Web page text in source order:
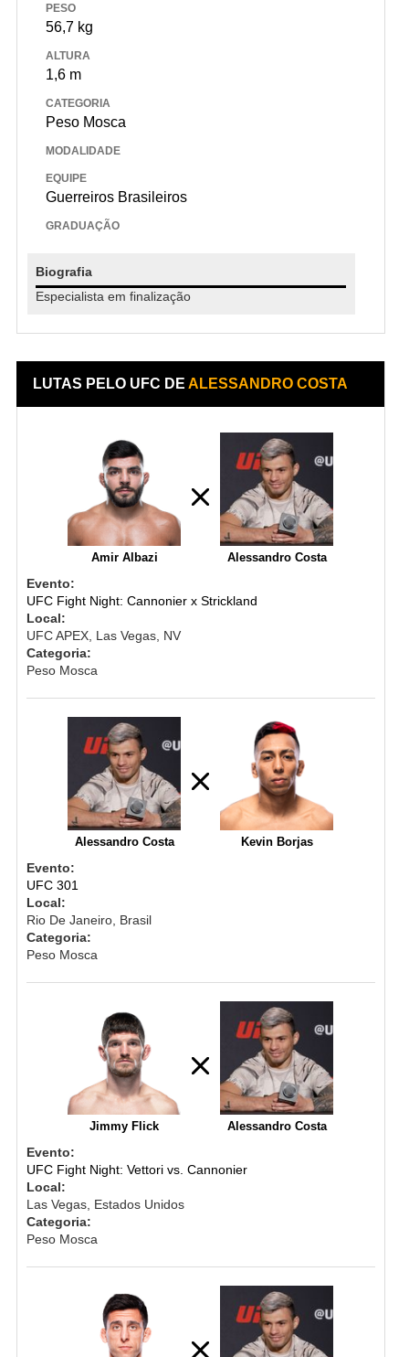
PESO
56,7 kg
ALTURA
1,6 m
CATEGORIA
Peso Mosca
MODALIDADE
EQUIPE
Guerreiros Brasileiros
GRADUAÇÃO
Biografia
Especialista em finalização
LUTAS PELO UFC DEALESSANDRO COSTA
Amir Albazi Alessandro Costa
Evento:
UFC Fight Night: Cannonier x Strickland
Local:
UFC APEX, Las Vegas, NV
Categoria:
Peso Mosca
Alessandro Costa Kevin Borjas
Evento:
UFC 301
Local:
Rio De Janeiro, Brasil
Categoria:
Peso Mosca
Jimmy Flick Alessandro Costa
Evento:
UFC Fight Night: Vettori vs. Cannonier
Local:
Las Vegas, Estados Unidos
Categoria:
Peso Mosca